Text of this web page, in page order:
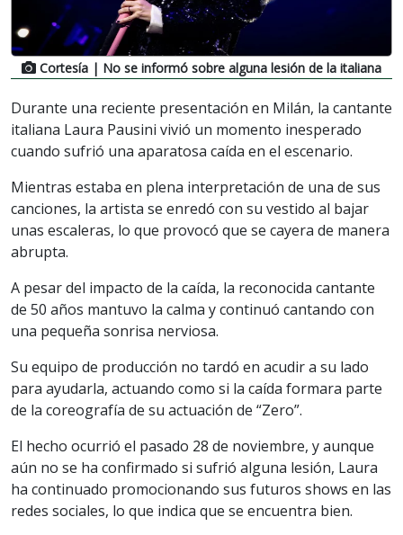
Cortesía | No se informó sobre alguna lesión de la italiana
Durante una reciente presentación en Milán, la cantante
italiana Laura Pausini vivió un momento inesperado
cuando sufrió una aparatosa caída en el escenario.
Mientras estaba en plena interpretación de una de sus
canciones, la artista se enredó con su vestido al bajar
unas escaleras, lo que provocó que se cayera de manera
abrupta.
A pesar del impacto de la caída, la reconocida cantante
de 50 años mantuvo la calma y continuó cantando con
una pequeña sonrisa nerviosa.
Su equipo de producción no tardó en acudir a su lado
para ayudarla, actuando como si la caída formara parte
de la coreografía de su actuación de “Zero”.
El hecho ocurrió el pasado 28 de noviembre, y aunque
aún no se ha confirmado si sufrió alguna lesión, Laura
ha continuado promocionando sus futuros shows en las
redes sociales, lo que indica que se encuentra bien.